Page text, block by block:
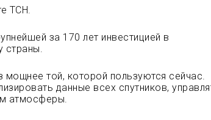
ТСН.
за 170 лет инвестицией в
страны.
той, которой пользуются сейчас.
данные всех спутников,
атмосферы.